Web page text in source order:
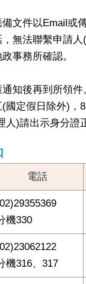
文件以Email或
無法聯繫申請人
事務所確認。
知後再到所領件
定假日除外)，8
)請出示身分證
電話
機330
機316、317